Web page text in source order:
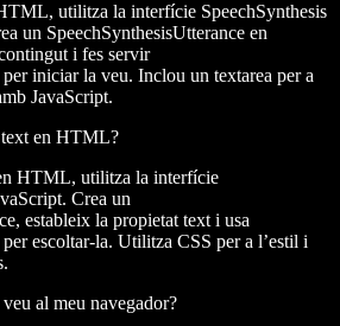
utilitza la interfície SpeechSynthesis
un SpeechSynthesisUtterance en
i fes servir
per iniciar la veu. Inclou un textarea per a
JavaScript.
text en HTML?
HTML, utilitza la interfície
Crea un
, estableix la propietat text i usa
per escoltar-la. Utilitza CSS per a l’estil i
al meu navegador?